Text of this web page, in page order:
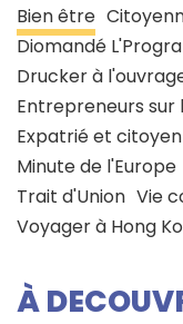
Bien être
Diomandé
Drucker à
Entrepreneurs sur
Expatrié et citoyen
Minute de l'Europe
Trait d'Union Vie
Voyager à Hong
À